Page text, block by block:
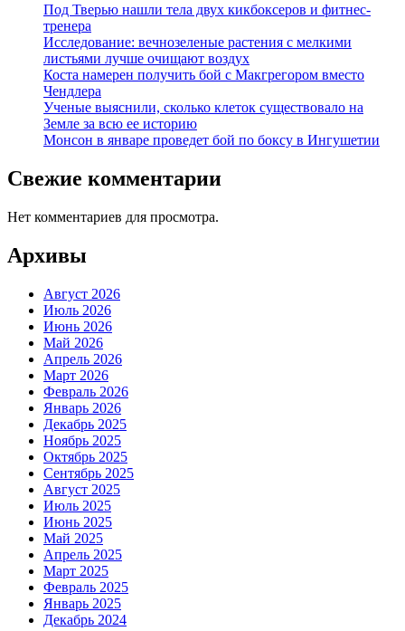
Под Тверью нашли тела двух кикбоксеров и фитнес-
тренера
Исследование: вечнозеленые растения с мелкими
листьями лучше очищают воздух
Коста намерен получить бой с Макгрегором вместо
Чендлера
Ученые выяснили, сколько клеток существовало на
Земле за всю ее историю
Монсон в январе проведет бой по боксу в Ингушетии
Свежие комментарии
Нет комментариев для просмотра.
Архивы
Август 2026
Июль 2026
Июнь 2026
Май 2026
Апрель 2026
Март 2026
Февраль 2026
Январь 2026
Декабрь 2025
Ноябрь 2025
Октябрь 2025
Сентябрь 2025
Август 2025
Июль 2025
Июнь 2025
Май 2025
Апрель 2025
Март 2025
Февраль 2025
Январь 2025
Декабрь 2024